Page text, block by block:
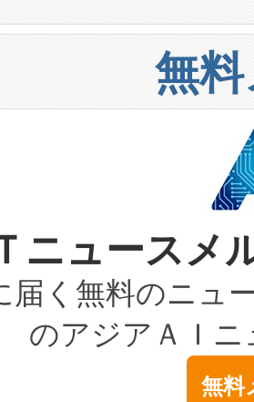
ニングカリキュ
商用化段階におけ
よび立ち上げ調整
Enzeneのバイオ
製品について、自
可能性もあります
～4億ドルかか
者（CEO）であ
のfully-connected
すれば、6,000万
し、確保する事
るデータセンター
大きな負担をかけ
担軽減という課題
迅速にし、ピーク
利用可能な電力容
う貢献します。こ
契約（SLA）違
の劣化によるダウ
データセンターが
おけるバルク材
ン「Avia 2」を発
、1,000メート
を切り替えるこ
枝などの細かな対
スポットにより、
も豊かなディテー
範囲を検出
ーザーを搭載。
化を実現すること
無
ニュース
届く無料のニュ
のアジアＡＩ
無料